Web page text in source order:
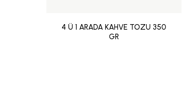
4 Ü 1 ARADA KAHVE TOZU 350
GR